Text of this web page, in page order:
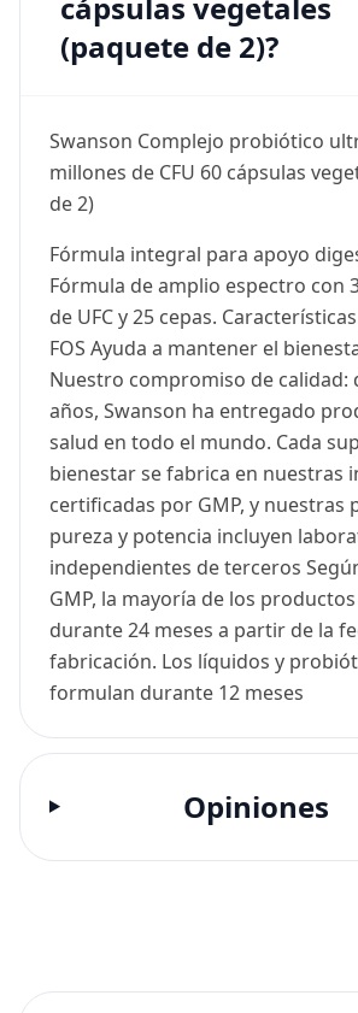
(paquete de 2)?
Swanson Complejo probiótico
millones de CFU 60 cápsulas
de 2)
Fórmula integral para apoyo
Fórmula de amplio espectro con
de UFC y 25 cepas.
FOS Ayuda a mantener el
Nuestro compromiso de calidad:
años, Swanson ha entregado
salud en todo el mundo. Cada
bienestar se fabrica en nuestras
certificadas por GMP, y nuestras
pureza y potencia incluyen
independientes de terceros
GMP, la mayoría de los
durante 24 meses a partir de la
fabricación. Los líquidos y
formulan durante 12 meses
Opiniones